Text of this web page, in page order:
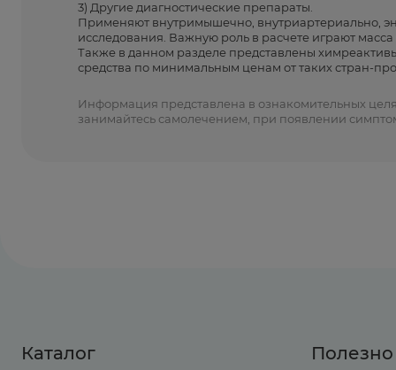
3) Другие диагностические препараты.
Применяют внутримышечно, внутриартериально,
исследования. Важную роль в расчете играют
Также в данном разделе представлены
средства по минимальным ценам от таких стран-
Информация представлена в ознакомительных
занимайтесь самолечением, при появлении
Каталог Полезно